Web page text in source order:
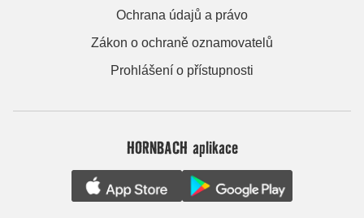
Ochrana údajů a právo
Zákon o ochraně oznamovatelů
Prohlášení o přístupnosti
HORNBACH aplikace